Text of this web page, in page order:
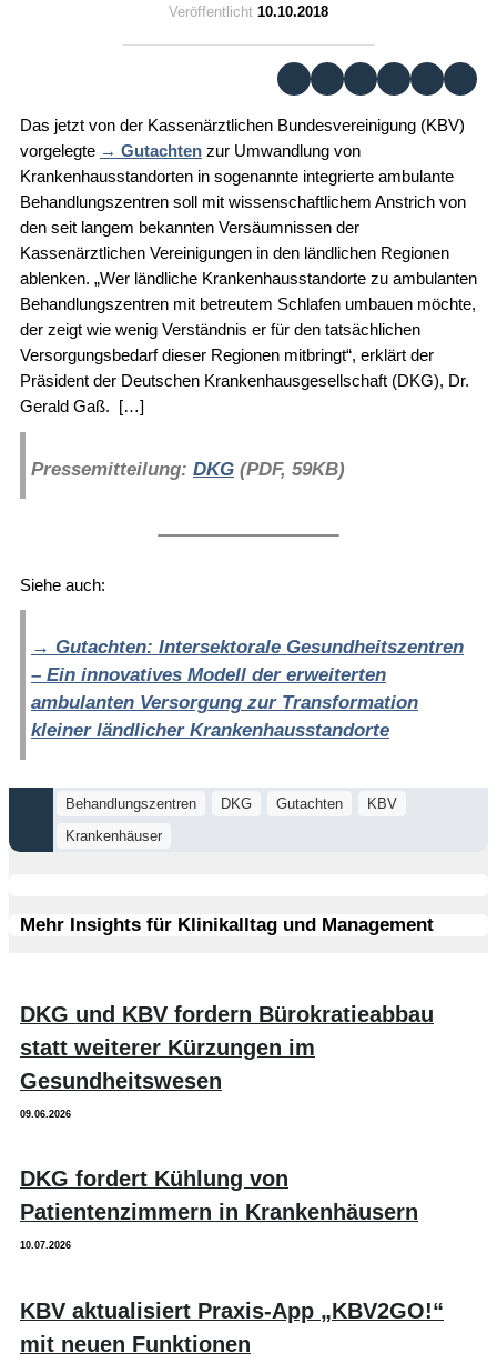
Veröffentlicht 10.10.2018
Das jetzt von der Kassenärztlichen Bundesvereinigung (KBV)
vorgelegte
Gutachten zur Umwandlung von
Krankenhausstandorten in sogenannte integrierte ambulante
Behandlungszentren soll mit wissenschaftlichem Anstrich von
den seit langem bekannten Versäumnissen der
Kassenärztlichen Vereinigungen in den ländlichen Regionen
ablenken. „Wer ländliche Krankenhausstandorte zu ambulanten
Behandlungszentren mit betreutem Schlafen umbauen möchte,
der zeigt wie wenig Verständnis er für den tatsächlichen
Versorgungsbedarf dieser Regionen mitbringt“, erklärt der
Präsident der Deutschen Krankenhausgesellschaft (DKG), Dr.
Gerald Gaß. […]
Pressemitteilung: DKG (PDF, 59KB)
Siehe auch:
Gutachten: Intersektorale Gesundheitszentren
– Ein innovatives Modell der erweiterten
ambulanten Versorgung zur Transformation
kleiner ländlicher Krankenhausstandorte
Behandlungszentren DKG Gutachten
KBV
Krankenhäuser
Mehr Insights für Klinikalltag und Management
DKG und KBV fordern Bürokratieabbau
statt weiterer Kürzungen im
Gesundheitswesen
09.06.2026
DKG fordert Kühlung von
Patientenzimmern in Krankenhäusern
10.07.2026
KBV aktualisiert Praxis-App „KBV2GO!“
mit neuen Funktionen